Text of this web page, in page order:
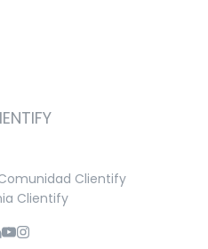
Clientify
Clientify